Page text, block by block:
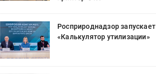
Росприроднадзор запускает
«Калькулятор утилизации»